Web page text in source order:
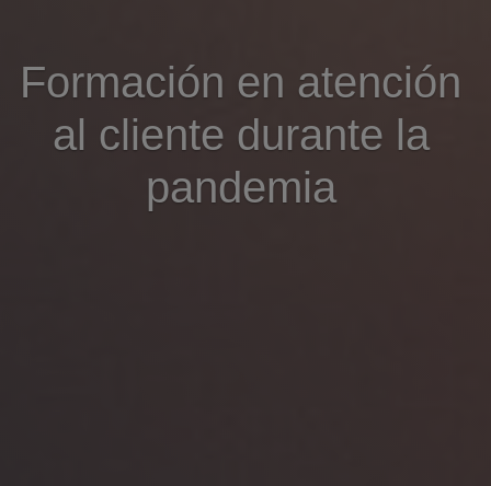
Formación en atención
al cliente durante la
pandemia